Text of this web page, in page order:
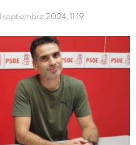
11 septiembre 2024, 11:19